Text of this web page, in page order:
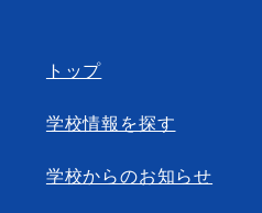
トップ
学校情報を探す
学校からのお知らせ